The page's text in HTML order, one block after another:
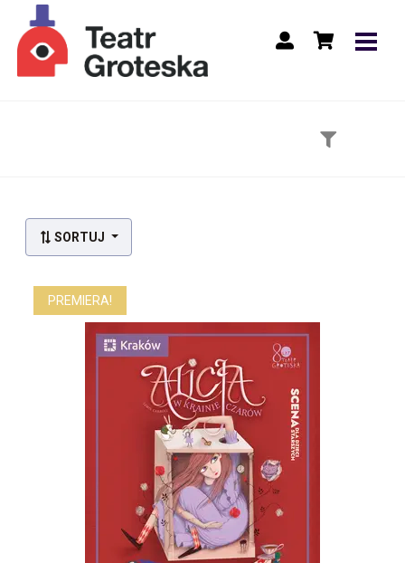
Lista wydarzeń:
SORTUJ
PREMIERA!